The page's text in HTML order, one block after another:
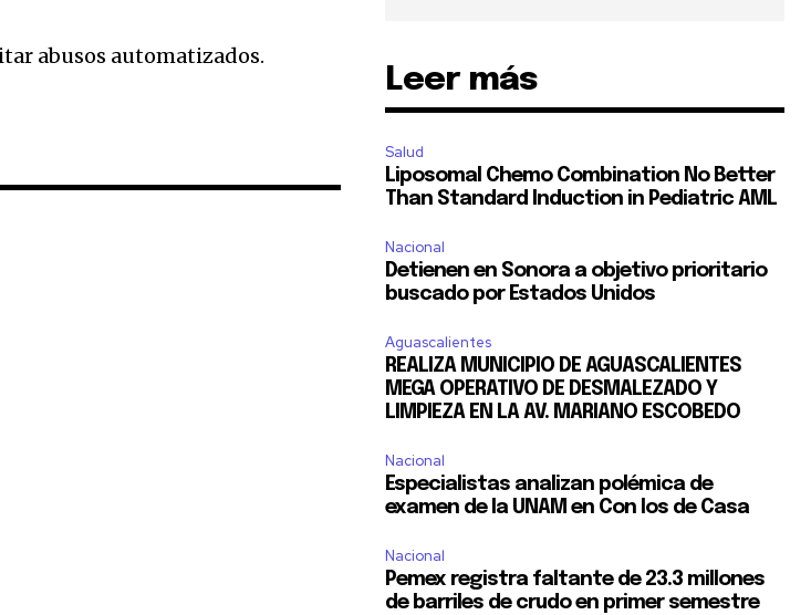
Seguidores
11,243
Seguidores
abusos automatizados.
Leer más
Salud
Liposomal Chemo Combination No Better
Than Standard Induction in Pediatric AML
Nacional
Detienen en Sonora a objetivo prioritario
buscado por Estados Unidos
Aguascalientes
REALIZA MUNICIPIO DE AGUASCALIENTES
MEGA OPERATIVO DE DESMALEZADO Y
LIMPIEZA EN LA AV. MARIANO ESCOBEDO
Nacional
Especialistas analizan polémica de
examen de la UNAM en Con los de Casa
Nacional
Pemex registra faltante de 23.3 millones
de barriles de crudo en primer semestre